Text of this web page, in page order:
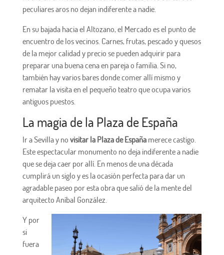
peculiares aros no dejan indiferente a nadie.
En su bajada hacia el Altozano, el Mercado es el punto de
encuentro de los vecinos. Carnes, frutas, pescado y quesos
de la mejor calidad y precio se pueden adquirir para
preparar una buena cena en pareja o familia. Si no,
también hay varios bares donde comer allí mismo y
rematar la visita en el pequeño teatro que ocupa varios
antiguos puestos.
La magia de la Plaza de España
Ir a Sevilla y no visitar la Plaza de Españamerece castigo.
Este espectacular monumento no deja indiferente a nadie
que se deja caer por allí. En menos de una década
cumplirá un siglo y es la ocasión perfecta para dar un
agradable paseo por esta obra que salió de la mente del
arquitecto Aníbal González.
Y por
si
fuera